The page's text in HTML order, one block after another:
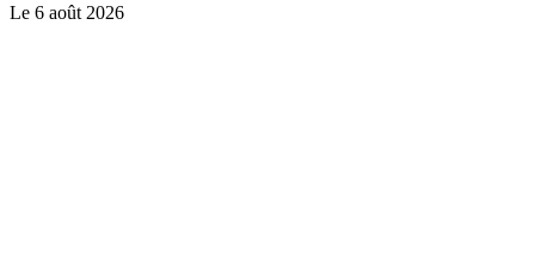
Le 6 août 2026